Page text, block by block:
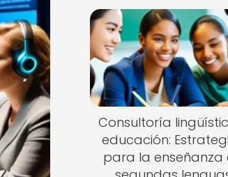
Consultoría
educación:
para la enseñanza